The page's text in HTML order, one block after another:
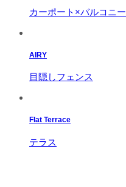
カーポート×バルコニー
AIRY
目隠しフェンス
Flat Terrace
テラス